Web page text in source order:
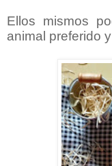
Ellos mismos
animal preferido